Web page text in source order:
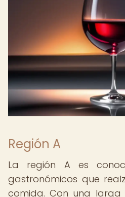
Región A
La región A es
gastronómicos que
comida. Con una larga